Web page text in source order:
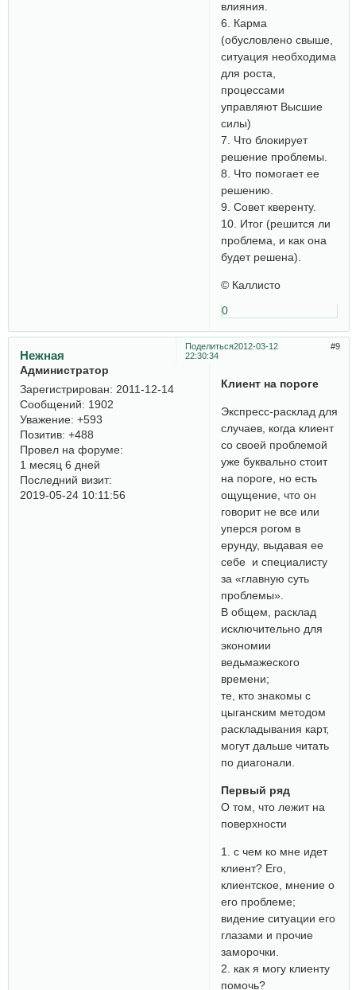
влияния.
6. Карма
(обусловлено свыше,
ситуация необходима
для роста,
процессами
управляют Высшие
силы)
7. Что блокирует
решение проблемы.
8. Что помогает ее
решению.
9. Совет кверенту.
10. Итог (решится ли
проблема, и как она
будет решена).
© Каллисто
0
Поделиться 9
2012-03-12
22:30:34
Нежная
Администратор
Зарегистрирован: 2011-12-14
Сообщений: 1902
Уважение: +593
Позитив: +488
Провел на форуме:
1 месяц 6 дней
Последний визит:
2019-05-24 10:11:56
Клиент на пороге
Экспресс-расклад для
случаев, когда клиент
со своей проблемой
уже буквально стоит
на пороге, но есть
ощущение, что он
говорит не все или
уперся рогом в
ерунду, выдавая ее
себе и специалисту
за «главную суть
проблемы».
В общем, расклад
исключительно для
экономии
ведьмажеского
времени;
те, кто знакомы с
цыганским методом
раскладывания карт,
могут дальше читать
по диагонали.
Первый ряд
О том, что лежит на
поверхности
1. с чем ко мне идет
клиент? Его,
клиентское, мнение о
его проблеме;
видение ситуации его
глазами и прочие
заморочки.
2. как я могу клиенту
помочь?